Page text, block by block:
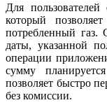
Для
который
потребленный газ.
даты, указанной
операции
сумму
позволяет быстро
без комиссии.